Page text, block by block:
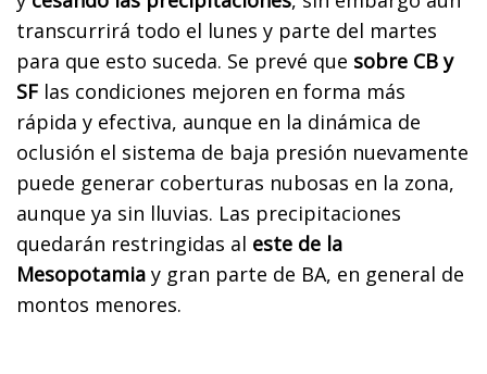
transcurrirá todo el lunes y parte del martes
para que esto suceda. Se prevé que sobre CB y
SF las condiciones mejoren en forma más
rápida y efectiva, aunque en la dinámica de
oclusión el sistema de baja presión nuevamente
puede generar coberturas nubosas en la zona,
aunque ya sin lluvias. Las precipitaciones
quedarán restringidas al este de la
Mesopotamia y gran parte de BA, en general de
montos menores.